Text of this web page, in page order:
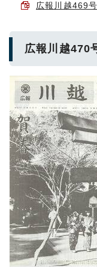
広報川越469
広報川越470